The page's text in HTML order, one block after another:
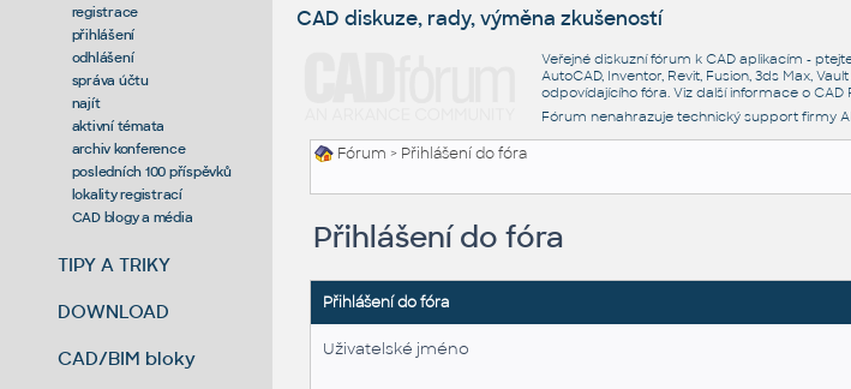
registrace
přihlášení
odhlášení
správa účtu
najít
aktivní témata
archiv konference
posledních 100 příspěvků
lokality registrací
CAD blogy a média
TIPY A TRIKY
DOWNLOAD
CAD/BIM bloky
CAD diskuze, rady, výměna zkušeností
Veřejné diskuzní fórum k CAD aplikacím -
AutoCAD, Inventor, Revit, Fusion, 3ds Max,
odpovídajícího fóra. Viz další informace o CAD
Fórum nenahrazuje technický support firmy
Fórum > Přihlášení do fóra
Přihlášení do fóra
Přihlášení do fóra
Uživatelské jméno